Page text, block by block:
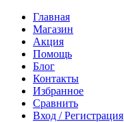
Главная
Магазин
Акция
Помощь
Блог
Контакты
Избранное
Сравнить
Вход / Регистрация